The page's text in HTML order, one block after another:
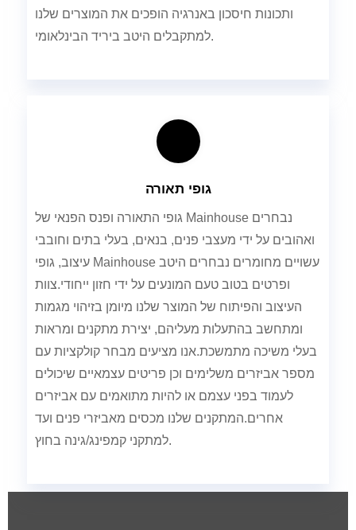
ותכונות חיסכון באנרגיה הופכים את המוצרים שלנו
למתקבלים היטב ביריד הבינלאומי.
גופי תאורה
גופי התאורה ופנס הפנאי של Mainhouse נבחרים
ואהובים על ידי מעצבי פנים, בנאים, בעלי בתים וחובבי
עיצוב, גופי Mainhouse עשויים מחומרים נבחרים היטב
ופרטים בטוב טעם המונעים על ידי חזון ייחודי.צוות
העיצוב והפיתוח של המוצר שלנו מיומן בזיהוי מגמות
ומתחשב בהתעלות מעליהם, יצירת מתקנים ומראות
בעלי משיכה מתמשכת.אנו מציעים מבחר קולקציות עם
מספר אביזרים משלימים וכן פריטים עצמאיים שיכולים
לעמוד בפני עצמם או להיות מתואמים עם אביזרים
אחרים.המתקנים שלנו מכסים מאביזרי פנים ועד
למתקני קמפינג/גינה בחוץ.